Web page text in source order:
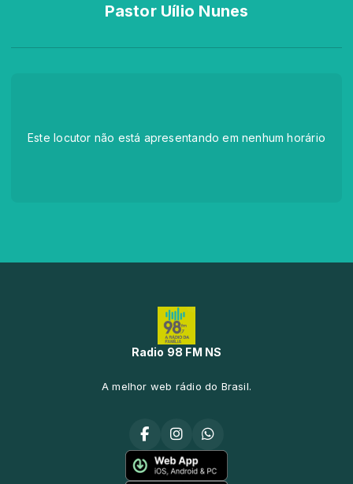
Pastor Uílio Nunes
Este locutor não está apresentando em nenhum horário
Radio 98 FM NS
A melhor web rádio do Brasil.